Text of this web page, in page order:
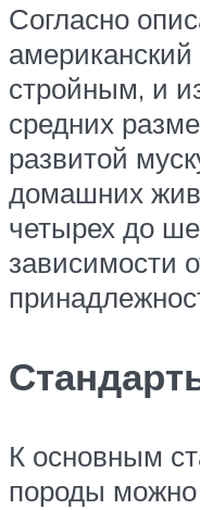
Согласно
американский
стройным, и
средних
развитой
домашних
четырех до
зависимости
К основным
породы